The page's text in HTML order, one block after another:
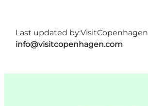
Last updated by:VisitCopenhagen
info@visitcopenhagen.com